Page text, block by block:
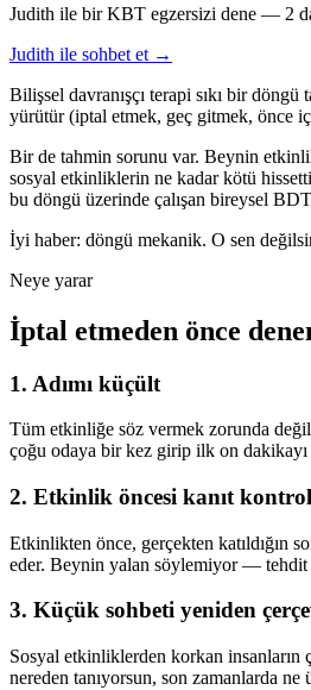
Judith ile bir KBT egzersizi dene — 2
Judith ile sohbet et →
Bilişsel davranışçı terapi sıkı bir
yürütür (iptal etmek, geç gitmek, önce
Bir de tahmin sorunu var. Beynin
sosyal etkinliklerin ne kadar kötü
bu döngü üzerinde çalışan bireysel
İyi haber: döngü mekanik. O sen
Neye yarar
İptal etmeden önce
1. Adımı küçült
Tüm etkinliğe söz vermek zorunda
çoğu odaya bir kez girip ilk on dakikayı
2. Etkinlik öncesi kanıt
Etkinlikten önce, gerçekten katıldığın
eder. Beynin yalan söylemiyor — tehdit
3. Küçük sohbeti yeniden
Sosyal etkinliklerden korkan insanların
nereden tanıyorsun, son zamanlarda ne